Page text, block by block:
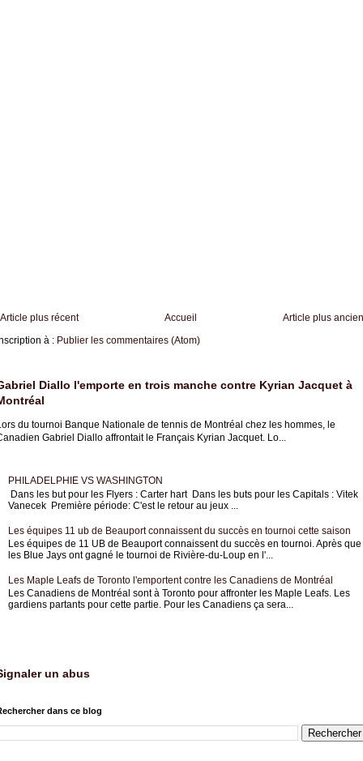
Article plus récent Article plus ancien
Accueil
à : Publier les commentaires (Atom)
Diallo l'emporte en trois manche contre Kyrian Jacquet à
du tournoi Banque Nationale de tennis de Montréal chez les hommes, le
Gabriel Diallo affrontait le Français Kyrian Jacquet. Lo...
PHILADELPHIE VS WASHINGTON
Dans les but pour les Flyers : Carter hart Dans les buts pour les Capitals : Vitek
Vanecek Première période: C'est le retour au jeux ...
Les équipes 11 ub de Beauport connaissent du succès en tournoi cette saison
Les équipes de 11 UB de Beauport connaissent du succès en tournoi. Après que
les Blue Jays ont gagné le tournoi de Rivière-du-Loup en l'...
Les Maple Leafs de Toronto l'emportent contre les Canadiens de Montréal
Les Canadiens de Montréal sont à Toronto pour affronter les Maple Leafs. Les
gardiens partants pour cette partie. Pour les Canadiens ça sera...
un abus
dans ce blog